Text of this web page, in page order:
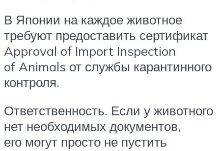
В Японии на каждое животное
требуют предоставить сертификат
Approval of Import Inspection
of Animals от службы карантинного
контроля.
Ответственность. Если у животного
нет необходимых документов,
его могут просто не пустить